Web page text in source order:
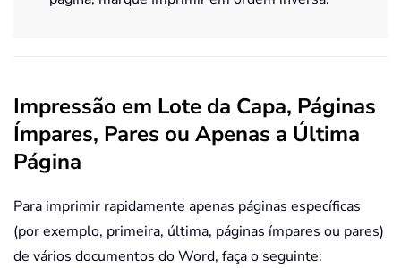
Impressão em Lote da Capa, Páginas
Ímpares, Pares ou Apenas a Última
Página
Para imprimir rapidamente apenas páginas específicas
(por exemplo, primeira, última, páginas ímpares ou pares)
de vários documentos do Word, faça o seguinte: